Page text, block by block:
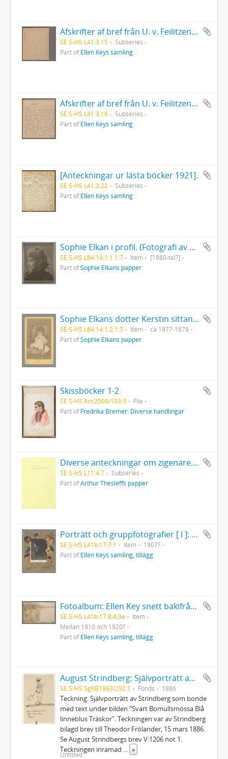
Afskrifter af bref från U. v. Feilitzen till A. F. Lindblad.
SE S-HS L41:3:15
Subseries
Part ofEllen Keys samling
Afskrifter af bref från U. v. Feilitzen till Sven Bring 1867-1872
SE S-HS L41:3:16
Subseries
Part ofEllen Keys samling
[Anteckningar ur lästa böcker 1921].
SE S-HS L41:3:22
Subseries
Part ofEllen Keys samling
Sophie Elkan i profil. (Fotografi av ett målat porträtt). [1880-tal?]. Dig. (https://libris.kb.se/bib/8qhm1hj06x3pf496) (Olim L84:9:2-sviten)
SE S-HS L84:14:1:1:1:7 Item
[1880-tal?]
Part ofSophie Elkans papper
Sophie Elkans dotter Kerstin sittande i stol
SE S-HS L84:14:1:2:1:3 Item
ca 1877-1878
Part ofSophie Elkans papper
Skissböcker 1-2
SE S-HS Acc2008/103:3
File
Part ofFredrika Bremer: Diverse handlingar
Diverse anteckningar om zigenare. Notiser och excerpter ur Reinholms papper m.m. Innehåller ett stort antal små uppteckningar av olika slag, bl.a. observationer, anekdoter, sägner, rykten m.m. Dessutom namnlängd med exempel på förnamn brukliga bland finländska zigenare. Vidare förteckningar över zigenska släktnamn och i vilka socknar de återfinns. 80 blad.
SE S-HS L11:4:7
Subseries
Part ofArthur Thesleffs papper
Porträtt och gruppfotografier [ I ]: Eleonora Duse
SE S-HS L41b:17:7:1 Item
1907?
Part ofEllen Keys samling, tillägg
Fotoalbum: Ellen Key snett bakifrån, sittandes naken på sten vid Vätterns strand
SE S-HS L41b:17:8:4:3e
Item
Mellan 1910 och 1920?
Part ofEllen Keys samling, tillägg
August Strindberg: Självporträtt av Strindberg som bonde
SE S-HS SgKB1993/292:1 Fonds 1886
Teckning. Självporträtt av Strindberg som bonde
med text under bilden "Svart Bomullsmössa Blå
linneblus Träskor". Teckningen var av Strindberg
bilagd brev till Theodor Frölander, 15 mars 1886.
Se August Strindbergs brev V:1206 not 1.
Teckningen inramad
»
Untitled